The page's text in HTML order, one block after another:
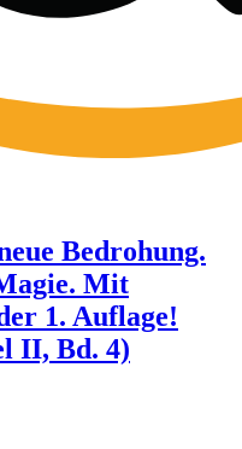
Bedrohung.
Mit
1. Auflage!
II, Bd. 4)